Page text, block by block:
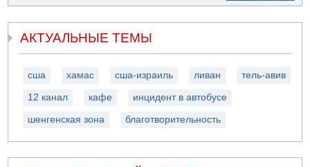
АКТУАЛЬНЫЕ ТЕМЫ
сша хамас сша-израиль ливан тель-авив
12 канал кафе инцидент в автобусе
шенгенская зона благотворительность